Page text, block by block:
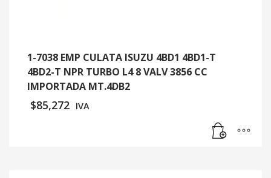
1-7038 EMP CULATA ISUZU 4BD1 4BD1-T
4BD2-T NPR TURBO L4 8 VALV 3856 CC
IMPORTADA MT.4DB2
$85,272 IVA